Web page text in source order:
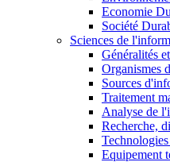
Economie
Société
Sciences de
Généralités
Organismes
Sources
Traitement
Analyse de
Recherche,
Equipement